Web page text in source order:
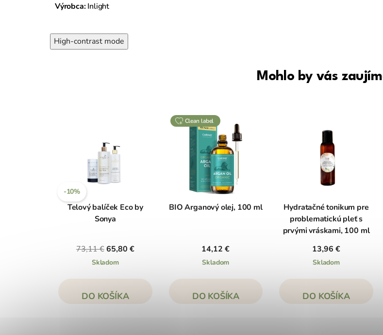
Výrobca:Inlight
High-contrast mode
Mohlo by vás
-10%
Telový balíček Eco by
Sonya
73,11 €65,80 €
Skladom
DO KOŠÍKA
clean label
BIO Arganový olej, 100 ml
14,12 €
Skladom
DO KOŠÍKA
Hydratačné tonikum pre
problematickú pleť s
prvými vráskami, 100 ml
13,96 €
Skladom
DO KOŠÍKA